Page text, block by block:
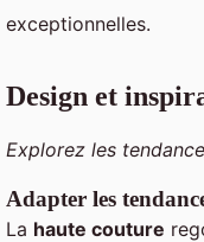
exceptionnelles.
Design et
Explorez les
Adapter les
La haute couture